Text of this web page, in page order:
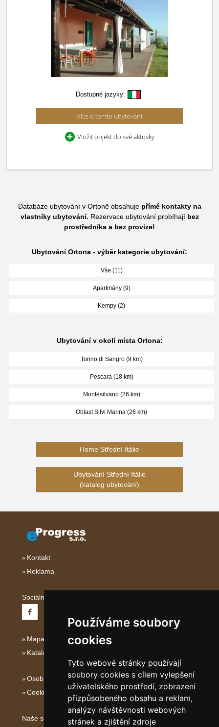
Používáme soubory
cookies
Tyto webové stránky používají
soubory cookies s cílem vylepšení
uživatelského prostředí, zobrazení
přizpůsobeného obsahu a reklam,
analýzy návštěvnosti webových
stránek a zjištění zdroje
Dostupné jazyky:
Více o tomto ubytování
Vložit objekt do své aktovky
Databáze ubytování v Ortoně obsahuje přímé kontakty na
vlastníky ubytování. Rezervace ubytování probíhají bez
prostředníka a bez provize!
Ubytování Ortona - výběr kategorie ubytování:
Vše (11)
Apartmány (9)
Kempy (2)
Ubytování v okolí místa Ortona:
Torino di Sangro (9 km)
Pescara (18 km)
Montesilvano (26 km)
Oblast Silvi Marina (26 km)
Home Střední Itálie
Ubytování Střední Itálie
(katalog ubytování)
Kontakt
Reklama
Sociální sítě:
Mapa serveru Střední Itálie
Katalog ubytování
Osobní údaje
Cookies
Naše servery: